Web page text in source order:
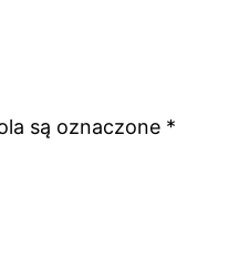
są oznaczone *